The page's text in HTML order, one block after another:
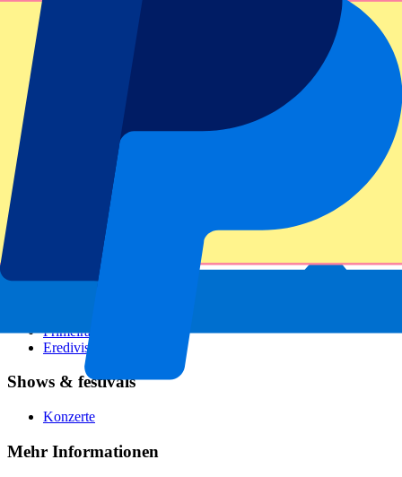
Alle Sportarten
Fußballligen
Champions League
Premier League
Serie A
Primeira Liga
Eredivisie
Shows & festivals
Konzerte
Mehr Informationen